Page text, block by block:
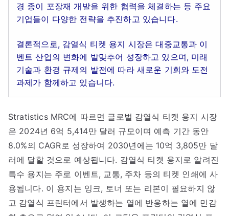
경 종이 포장재 개발을 위한 협력을 체결하는 등 주요
기업들이 다양한 전략을 추진하고 있습니다.
결론적으로, 감열식 티켓 용지 시장은 대중교통과 이
벤트 산업의 변화에 발맞추어 성장하고 있으며, 미래
기술과 환경 규제의 발전에 따라 새로운 기회와 도전
과제가 함께하고 있습니다.
Stratistics MRC에 따르면 글로벌 감열식 티켓 용지 시장
은 2024년 6억 5,414만 달러 규모이며 예측 기간 동안
8.0%의 CAGR로 성장하여 2030년에는 10억 3,805만 달
러에 달할 것으로 예상됩니다. 감열식 티켓 용지로 알려진
특수 용지는 주로 이벤트, 교통, 주차 등의 티켓 인쇄에 사
용됩니다. 이 용지는 잉크, 토너 또는 리본이 필요하지 않
고 감열식 프린터에서 발생하는 열에 반응하는 열에 민감